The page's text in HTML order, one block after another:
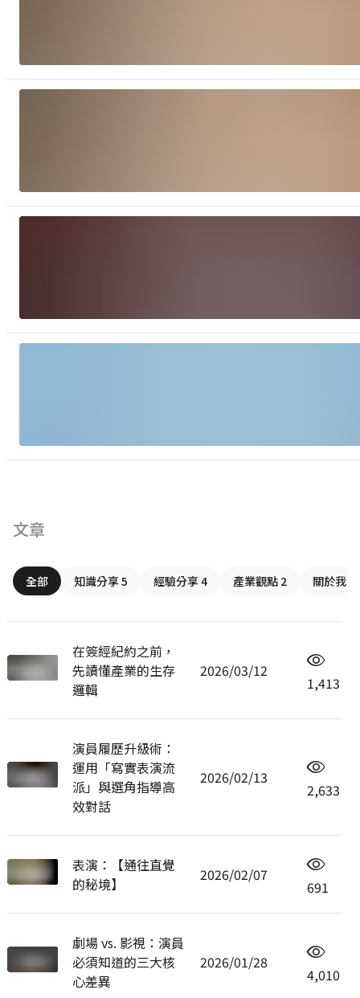
文章
全部 知識分享 5 經驗分享 4 產業觀點 2 關於我 1
在簽經紀約之前，
先讀懂產業的生存
邏輯
2026/03/12
1,413
演員履歷升級術：
運用「寫實表演流
派」與選角指導高
效對話
2026/02/13
2,633
表演：【通往直覺
的秘境】
2026/02/07
691
劇場 vs. 影視：演員
必須知道的三大核
心差異
2026/01/28
4,010